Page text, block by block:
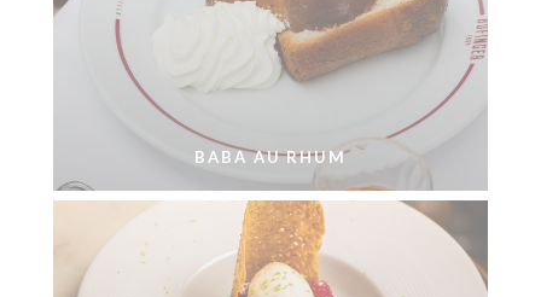
BABA AU RHUM